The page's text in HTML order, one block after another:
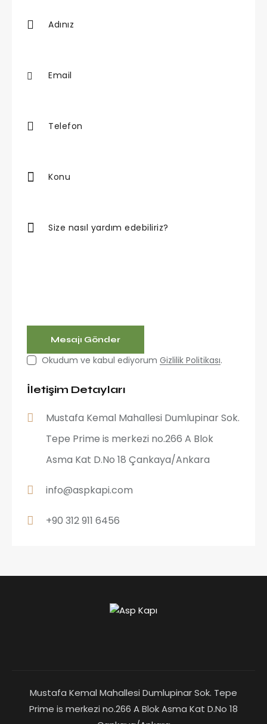
Okudum ve kabul ediyorumGizlilik Politikası.
İletişim Detayları
Mustafa Kemal Mahallesi Dumlupinar Sok.
Tepe Prime is merkezi no.266 A Blok
Asma Kat D.No 18 Çankaya/Ankara
info@aspkapi.com
+90 312 911 6456
Mustafa Kemal Mahallesi Dumlupinar Sok. Tepe
Prime is merkezi no.266 A Blok Asma Kat D.No 18